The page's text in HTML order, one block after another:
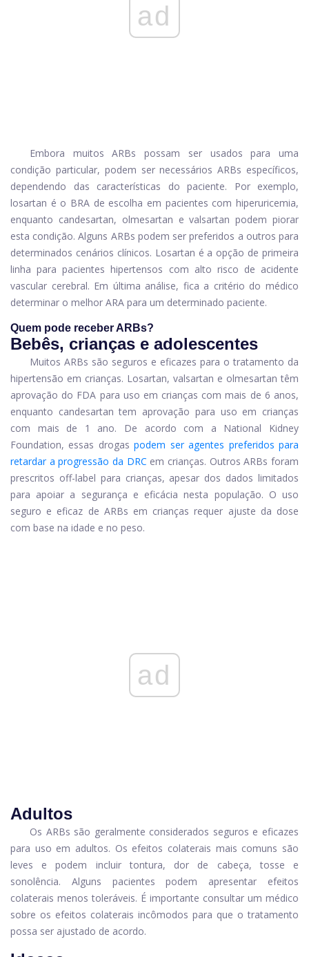
ad
Embora muitos ARBs possam ser usados ​​para uma
condição particular, podem ser necessários ARBs específicos,
dependendo das características do paciente. Por exemplo,
losartan é o BRA de escolha em pacientes com hiperuricemia,
enquanto candesartan, olmesartan e valsartan podem piorar
esta condição. Alguns ARBs podem ser preferidos a outros para
determinados cenários clínicos. Losartan é a opção de primeira
linha para pacientes hipertensos com alto risco de acidente
vascular cerebral. Em última análise, fica a critério do médico
determinar o melhor ARA para um determinado paciente.
Quem pode receber ARBs?
Bebês, crianças e adolescentes
Muitos ARBs são seguros e eficazes para o tratamento da
hipertensão em crianças. Losartan, valsartan e olmesartan têm
aprovação do FDA para uso em crianças com mais de 6 anos,
enquanto candesartan tem aprovação para uso em crianças
com mais de 1 ano. De acordo com a National Kidney
Foundation, essas drogas podem ser agentes preferidos para
retardar a progressão da DRC em crianças. Outros ARBs foram
prescritos off-label para crianças, apesar dos dados limitados
para apoiar a segurança e eficácia nesta população. O uso
seguro e eficaz de ARBs em crianças requer ajuste da dose
com base na idade e no peso.
ad
Adultos
Os ARBs são geralmente considerados seguros e eficazes
para uso em adultos. Os efeitos colaterais mais comuns são
leves e podem incluir tontura, dor de cabeça, tosse e
sonolência. Alguns pacientes podem apresentar efeitos
colaterais menos toleráveis. É importante consultar um médico
sobre os efeitos colaterais incômodos para que o tratamento
possa ser ajustado de acordo.